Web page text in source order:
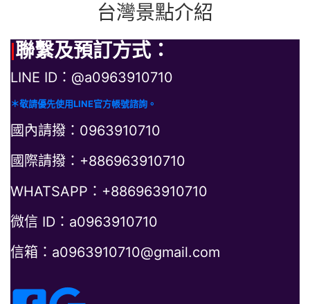
台灣景點介紹
|聯繫及預訂方式：
LINE ID：@a0963910710
＊敬請優先使用LINE官方帳號諮詢。
國內請撥：0963910710
國際請撥：+886963910710
WHATSAPP：+886963910710
微信 ID：a0963910710
信箱：a0963910710@gmail.com